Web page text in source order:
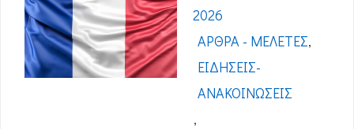
2026
ΆΡΘΡΑ - ΜΕΛΈΤΕΣ,
ΕΙΔΉΣΕΙΣ-
ΑΝΑΚΟΙΝΏΣΕΙΣ
,